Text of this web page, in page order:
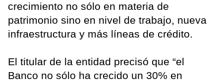
crecimiento no sólo en materia de
patrimonio sino en nivel de trabajo, nueva
infraestructura y más líneas de crédito.
El titular de la entidad precisó que “el
Banco no sólo ha crecido un 30% en